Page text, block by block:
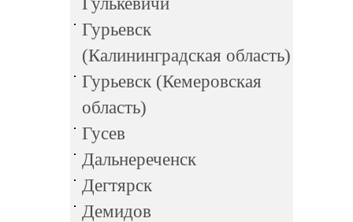
Гурьевск
(Калининградская область)
Гурьевск (Кемеровская
область)
Гусев
Дальнереченск
Дегтярск
Демидов